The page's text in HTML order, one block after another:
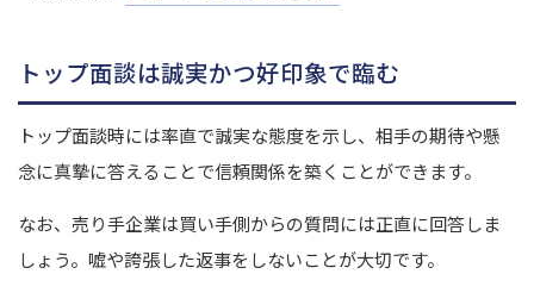
トップ面談は誠実かつ好印象で臨む
トップ面談時には率直で誠実な態度を示し、相手の期待や懸
念に真摯に答えることで信頼関係を築くことができます。
なお、売り手企業は買い手側からの質問には正直に回答しま
しょう。嘘や誇張した返事をしないことが大切です。